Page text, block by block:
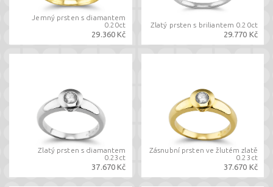
Jemný prsten s diamantem
0.20ct
29.360 Kč
Zlatý prsten s briliantem 0.20ct
29.770 Kč
Zlatý prsten s diamantem
0.23ct
37.670 Kč
Zásnubní prsten ve žlutém zlatě
0.23ct
37.670 Kč